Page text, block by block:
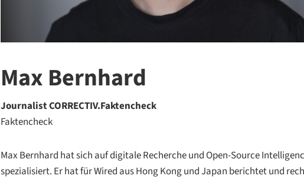
Max Bernhard
Journalist CORRECTIV.Faktencheck
Faktencheck
Max Bernhard hat sich auf digitale Recherche und Open-Source
spezialisiert. Er hat für Wired aus Hong Kong und Japan berichtet und